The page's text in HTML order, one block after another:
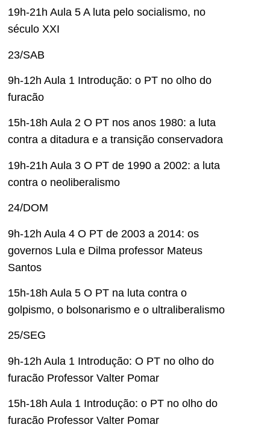
19h-21h Aula 5 A luta pelo socialismo, no
século XXI
23/SAB
9h-12h Aula 1 Introdução: o PT no olho do
furacão
15h-18h Aula 2 O PT nos anos 1980: a luta
contra a ditadura e a transição conservadora
19h-21h Aula 3 O PT de 1990 a 2002: a luta
contra o neoliberalismo
24/DOM
9h-12h Aula 4 O PT de 2003 a 2014: os
governos Lula e Dilma professor Mateus
Santos
15h-18h Aula 5 O PT na luta contra o
golpismo, o bolsonarismo e o ultraliberalismo
25/SEG
9h-12h Aula 1 Introdução: O PT no olho do
furacão Professor Valter Pomar
15h-18h Aula 1 Introdução: o PT no olho do
furacão Professor Valter Pomar